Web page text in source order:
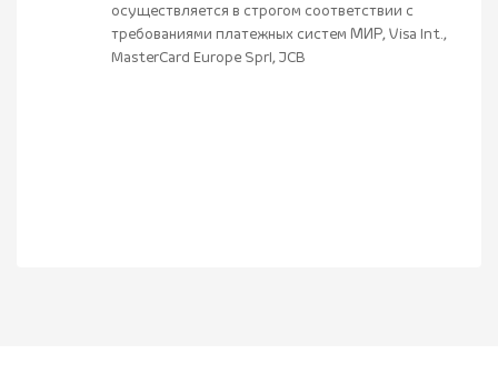
осуществляется в строгом соответствии с
требованиями платежных систем МИР, Visa Int.,
MasterCard Europe Sprl, JCB